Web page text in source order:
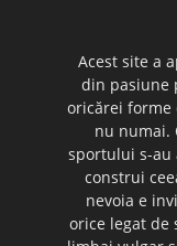
Acest site a
din pasiune
oricărei forme
nu numai.
sportului s-au
construi
nevoia e
orice legat de